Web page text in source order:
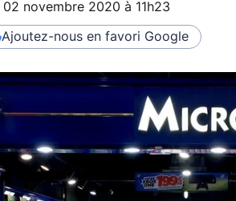
02 novembre 2020 à 11h23
Ajoutez-nous en favori Google